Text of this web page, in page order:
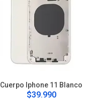
Cuerpo Iphone 11 Blanco
$39.990